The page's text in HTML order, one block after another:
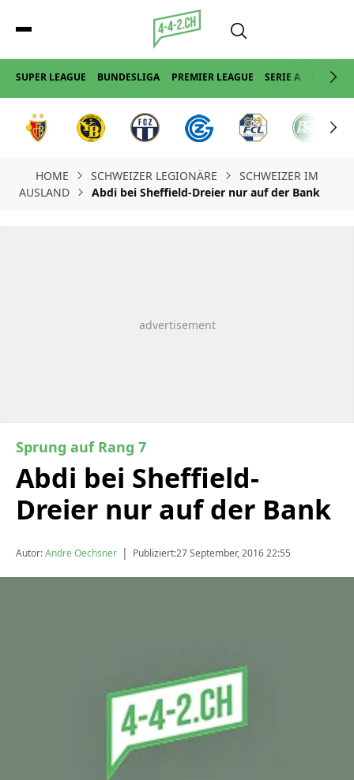
SUPER LEAGUE BUNDESLIGA PREMIER LEAGUE SERIE A LA LIGA
HOME SCHWEIZER LEGIONÄRE
SCHWEIZER IM
AUSLAND
Abdi bei Sheffield-Dreier nur auf der Bank
Sprung auf Rang 7
Abdi bei Sheffield-
Dreier nur auf der Bank
Autor:Andre Oechsner | Publiziert:27 September, 2016 22:55